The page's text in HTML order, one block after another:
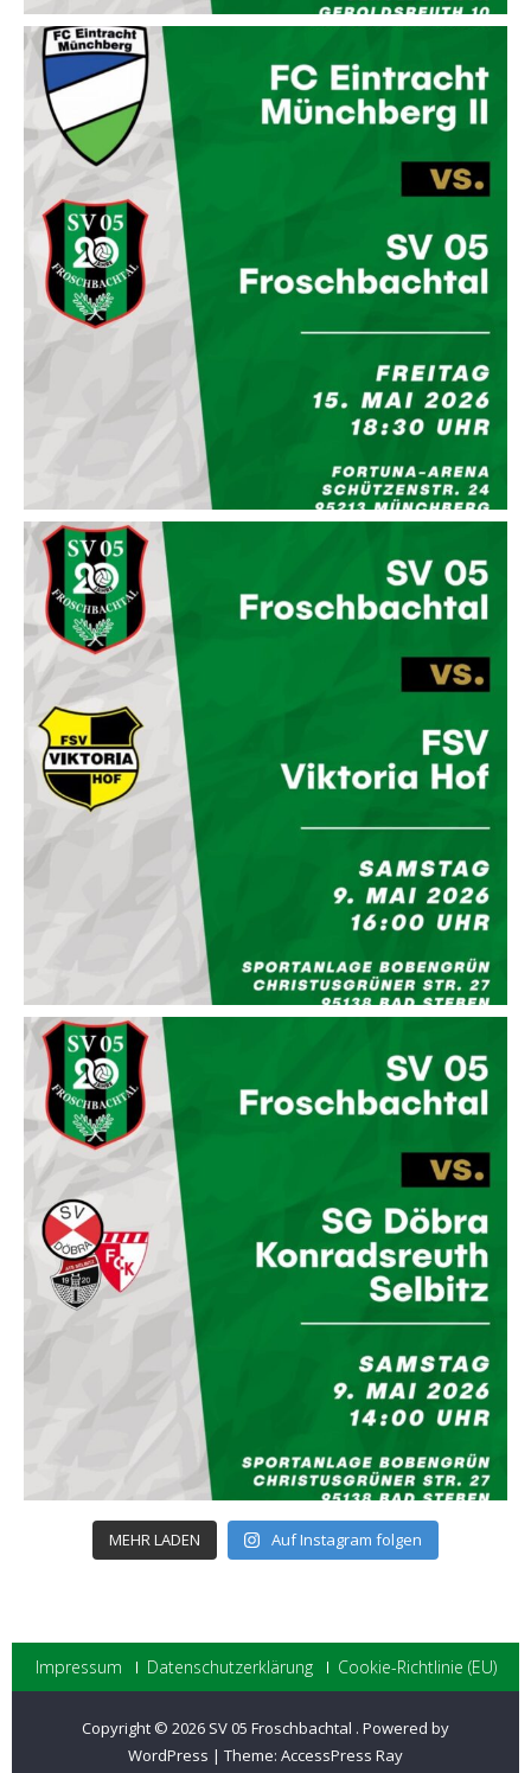
MEHR LADEN Auf Instagram folgen
Impressum Datenschutzerklärung Cookie-Richtlinie (EU)
Copyright © 2026 SV 05 Froschbachtal . Powered by
WordPress | Theme: AccessPress Ray